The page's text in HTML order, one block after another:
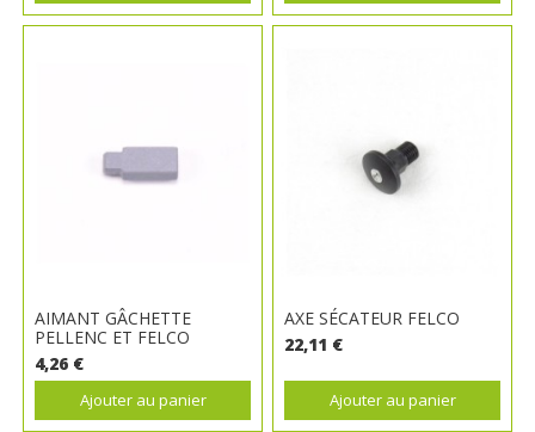
AIMANT GÂCHETTE
PELLENC ET FELCO
4,26 €
Ajouter au panier
AXE SÉCATEUR FELCO
22,11 €
Ajouter au panier